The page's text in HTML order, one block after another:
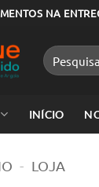
NA
Pesquisar
por:
INÍCIO
- LOJA